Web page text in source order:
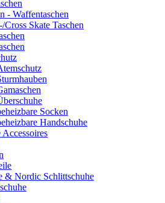
- Waffentaschen
Cross Skate Taschen
Socken
Handschuhe
Accessoires
& Nordic Schlittschuhe